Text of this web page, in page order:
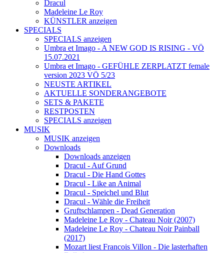
Dracul
Madeleine Le Roy
KÜNSTLER anzeigen
SPECIALS
SPECIALS anzeigen
Umbra et Imago - A NEW GOD IS RISING - VÖ
15.07.2021
Umbra et Imago - GEFÜHLE ZERPLATZT female
version 2023 VÖ 5/23
NEUSTE ARTIKEL
AKTUELLE SONDERANGEBOTE
SETS & PAKETE
RESTPOSTEN
SPECIALS anzeigen
MUSIK
MUSIK anzeigen
Downloads
Downloads anzeigen
Dracul - Auf Grund
Dracul - Die Hand Gottes
Dracul - Like an Animal
Dracul - Speichel und Blut
Dracul - Wähle die Freiheit
Gruftschlampen - Dead Generation
Madeleine Le Roy - Chateau Noir (2007)
Madeleine Le Roy - Chateau Noir Painball
(2017)
Mozart liest Francois Villon - Die lasterhaften